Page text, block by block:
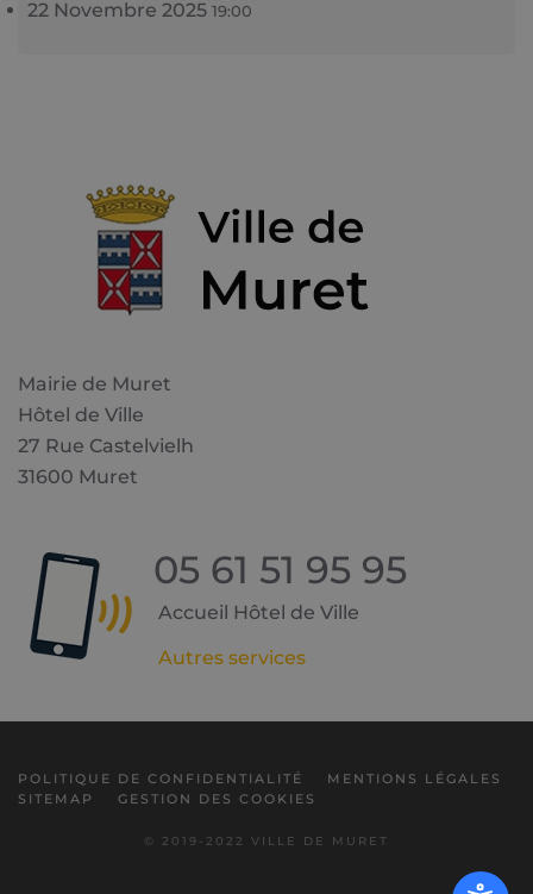
22 Novembre 202519:00
Mairie de Muret
Hôtel de Ville
27 Rue Castelvielh
31600 Muret
05 61 51 95 95
Accueil Hôtel de Ville
Autres services
POLITIQUE DE CONFIDENTIALITÉ
MENTIONS LÉGALES
SITEMAP
GESTION DES COOKIES
© 2019-2022 VILLE DE MURET